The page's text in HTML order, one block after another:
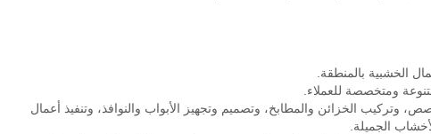
الخشبية بالمنطقة.
ومتخصصة للعملاء.
وتركيب الخزائن والمطابخ، وتصميم وتجهيز الأبواب والنوافذ، وتنفيذ أعمال
الجميلة.